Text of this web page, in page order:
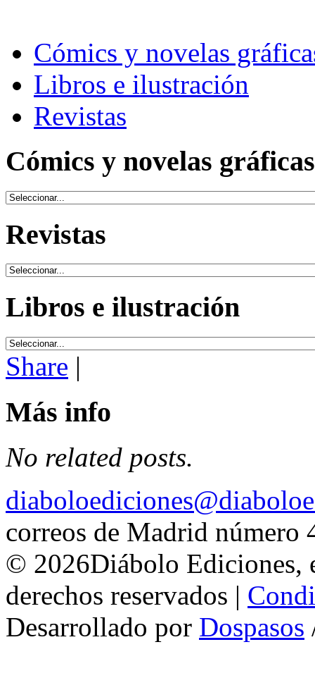
Cómics y novelas
Libros e ilustración
Revistas
Cómics y novelas gráficas
Revistas
Libros e ilustración
Share |
Más info
No related posts.
correos de Madrid número
© 2026Diábolo Ediciones,
derechos reservados |
Desarrollado por Dospasos